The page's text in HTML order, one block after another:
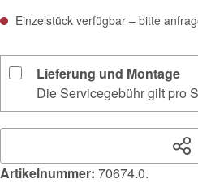
Einzelstück verfügbar – bitte
Lieferung und Montage
Die Servicegebühr gilt pro
Artikelnummer: 70674.0.